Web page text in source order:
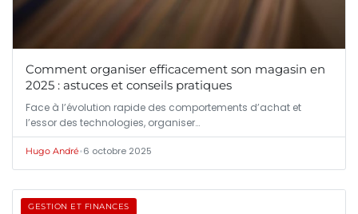
Comment organiser efficacement son magasin en
2025 : astuces et conseils pratiques
Face à l’évolution rapide des comportements d’achat et
l’essor des technologies, organiser…
Hugo André•6 octobre 2025
GESTION ET FINANCES